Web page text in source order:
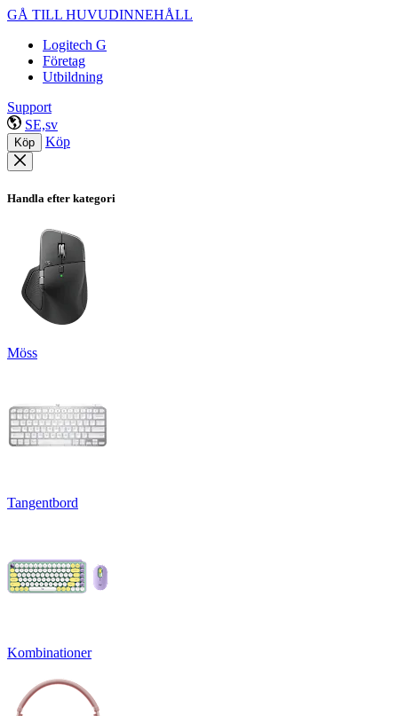
GÅ TILL HUVUDINNEHÅLL
Logitech G
Företag
Utbildning
Support
SE,sv
Köp Köp
Handla efter kategori
Möss
Tangentbord
Kombinationer